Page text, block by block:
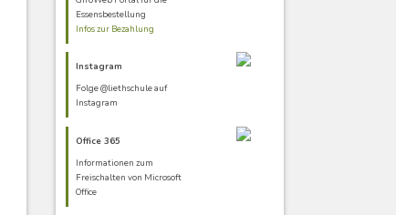
Essensbestellung
Infos zur Bezahlung
Instagram
Folge @liethschule auf
Instagram
Office 365
Informationen zum
Freischalten von Microsoft
Office